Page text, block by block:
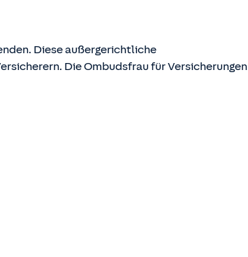
Diese außergerichtliche
Die Ombudsfrau für Versicherungen